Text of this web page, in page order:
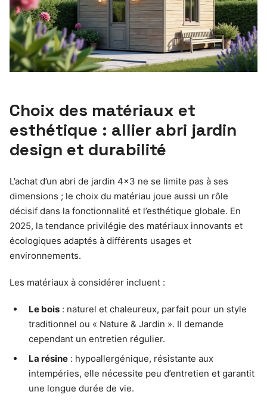
Choix des matériaux et
esthétique : allier abri jardin
design et durabilité
L’achat d’un abri de jardin 4×3 ne se limite pas à ses
dimensions ; le choix du matériau joue aussi un rôle
décisif dans la fonctionnalité et l’esthétique globale. En
2025, la tendance privilégie des matériaux innovants et
écologiques adaptés à différents usages et
environnements.
Les matériaux à considérer incluent :
Le bois : naturel et chaleureux, parfait pour un style
traditionnel ou « Nature & Jardin ». Il demande
cependant un entretien régulier.
La résine : hypoallergénique, résistante aux
intempéries, elle nécessite peu d’entretien et garantit
une longue durée de vie.